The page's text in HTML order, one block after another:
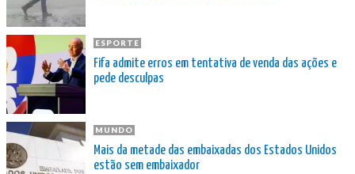
ESPORTE
Fifa admite erros em tentativa de venda das ações e
pede desculpas
MUNDO
Mais da metade das embaixadas dos Estados Unidos
estão sem embaixador